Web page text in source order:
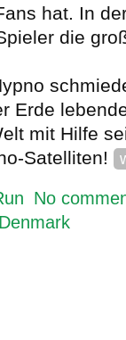
hat. In
die
Erde
mit Hilfe
Satelliten!
No